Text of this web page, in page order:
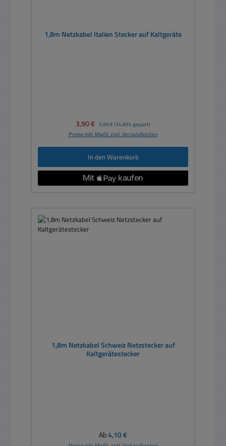
1,8m Netzkabel Italien Stecker auf Kaltgeräte
Verkaufspreis:
3,90 € Regulärer Preis:
5,99 € (34.89% gespart)
Preise inkl. MwSt. zzgl. Versandkosten
In den Warenkorb
1,8m Netzkabel Schweiz Netzstecker auf
Kaltgerätestecker
Regulärer Preis:
Ab4,10 €